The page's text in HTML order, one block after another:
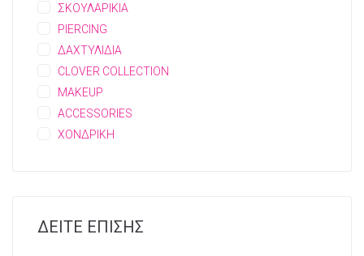
ΣΚΟΥΛΑΡΙΚΙΑ
PIERCING
ΔΑΧΤΥΛΙΔΙΑ
CLOVER COLLECTION
MAKEUP
ACCESSORIES
ΧΟΝΔΡΙΚΗ
ΔΕΙΤΕ ΕΠΙΣΗΣ